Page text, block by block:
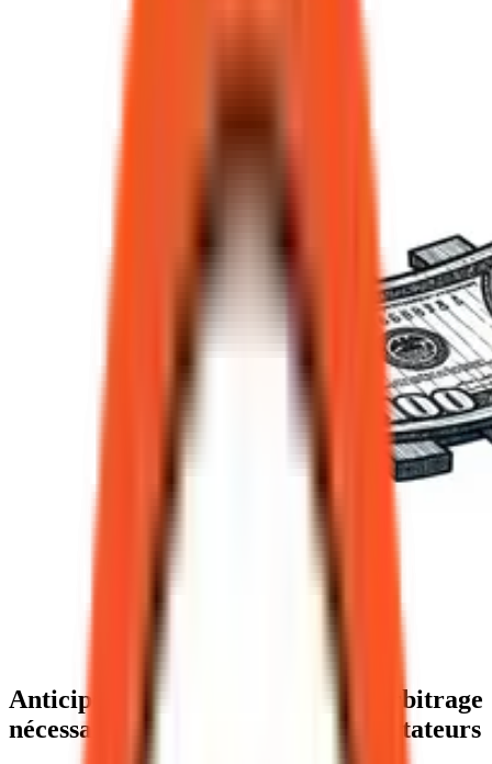
Anticiper l'euro numérique : un arbitrage
nécessaire dès 2026 pour nos exportateurs